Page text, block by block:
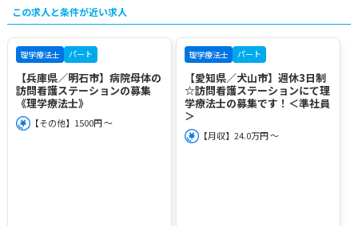
この求人と条件が近い求人
理学療法士 パート
【兵庫県／明石市】病院母体の
訪問看護ステーションの募集
《理学療法士》
【その他】1500円 ～
理学療法士 パート
【愛知県／犬山市】週休3日制
☆訪問看護ステーションにて理
学療法士の募集です！＜準社員
＞
【月収】24.0万円 ～